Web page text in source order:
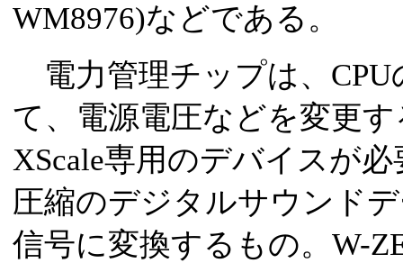
WM8976)などである。
電力管理チップは、
て、電源電圧などを変更
XScale専用のデバイスが
圧縮のデジタルサウンド
信号に変換するもの。W-